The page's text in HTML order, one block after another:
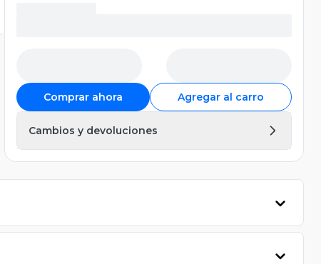
Comprar ahora Agregar al carro
Cambios y devoluciones